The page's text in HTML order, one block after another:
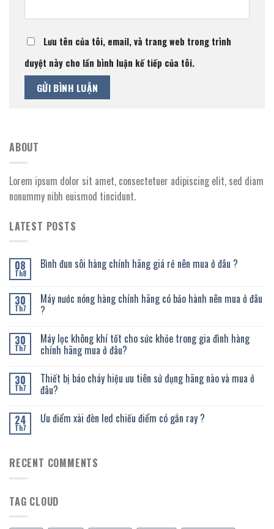
Lưu tên của tôi, email, và trang web trong trình
duyệt này cho lần bình luận kế tiếp của tôi.
ABOUT
Lorem ipsum dolor sit amet, consectetuer adipiscing elit, sed diam
nonummy nibh euismod tincidunt.
LATEST POSTS
08
Th8
Bình đun sôi hàng chính hãng giá rẻ nên mua ở đâu ?
30
Th7
Máy nước nóng hàng chính hãng có bảo hành nên mua ở đâu
?
30
Th7
Máy lọc không khí tốt cho sức khỏe trong gia đình hàng
chính hãng mua ở đâu?
30
Th7
Thiết bị báo cháy hiệu ưu tiên sử dụng hãng nào và mua ở
đâu?
24
Th7
Ưu điểm xài đèn led chiếu điểm có gắn ray ?
RECENT COMMENTS
TAG CLOUD